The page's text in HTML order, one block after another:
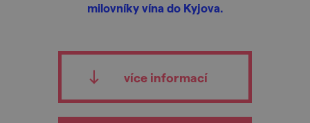
milovníky vína do Kyjova.
více informací